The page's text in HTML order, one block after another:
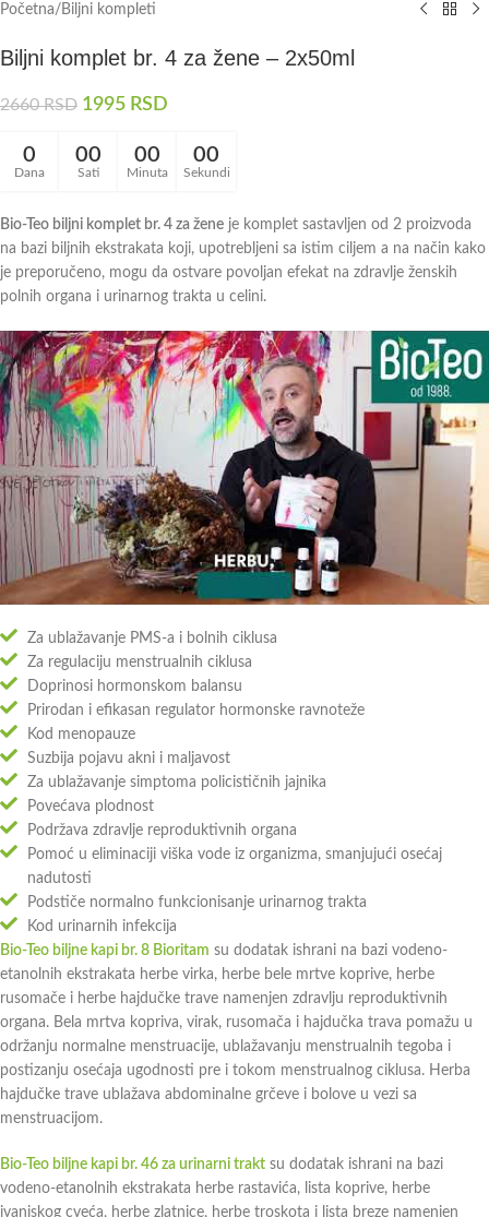
Početna/Biljni kompleti
Biljni komplet br. 4 za žene – 2x50ml
2660RSD 1995 RSD
0
Dana
00
Sati
00
Minuta
00
Sekundi
Bio-Teo biljni komplet br. 4 za žene je komplet sastavljen od 2 proizvoda
na bazi biljnih ekstrakata koji, upotrebljeni sa istim ciljem a na način kako
je preporučeno, mogu da ostvare povoljan efekat na zdravlje ženskih
polnih organa i urinarnog trakta u celini.
Za ublažavanje PMS-a i bolnih ciklusa
Za regulaciju menstrualnih ciklusa
Doprinosi hormonskom balansu
Prirodan i efikasan regulator hormonske ravnoteže
Kod menopauze
Suzbija pojavu akni i maljavost
Za ublažavanje simptoma policističnih jajnika
Povećava plodnost
Podržava zdravlje reproduktivnih organa
Pomoć u eliminaciji viška vode iz organizma, smanjujući osećaj
nadutosti
Podstiče normalno funkcionisanje urinarnog trakta
Kod urinarnih infekcija
Bio-Teo biljne kapi br. 8 Bioritam su dodatak ishrani na bazi vodeno-
etanolnih ekstrakata herbe virka, herbe bele mrtve koprive, herbe
rusomače i herbe hajdučke trave namenjen zdravlju reproduktivnih
organa. Bela mrtva kopriva, virak, rusomača i hajdučka trava pomažu u
održanju normalne menstruacije, ublažavanju menstrualnih tegoba i
postizanju osećaja ugodnosti pre i tokom menstrualnog ciklusa. Herba
hajdučke trave ublažava abdominalne grčeve i bolove u vezi sa
menstruacijom.
Bio-Teo biljne kapi br. 46 za urinarni trakt su dodatak ishrani na bazi
vodeno-etanolnih ekstrakata herbe rastavića, lista koprive, herbe
ivanjskog cveća, herbe zlatnice, herbe troskota i lista breze namenjen